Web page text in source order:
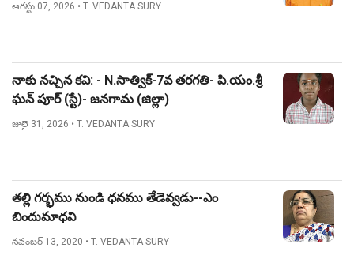
ఆగస్టు 07, 2026 • T. VEDANTA SURY
నాకు నచ్చిన కవి: - N.సాత్విక్-7వ తరగతి- పి.యం.శ్రీ
ఘన్ పూర్ (స్టే)- జనగామ (జిల్లా)
జులై 31, 2026 • T. VEDANTA SURY
తల్లి గర్భము నుండి ధనము తేడెవ్వడు--ఎం
బిందుమాధవి
నవంబర్ 13, 2020 • T. VEDANTA SURY